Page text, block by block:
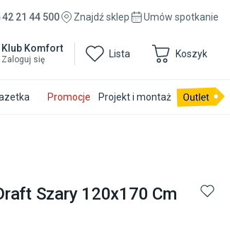
42 21 44 500 Znajdź sklep Umów spotkanie
Klub Komfort
Zaloguj się Lista Koszyk
Promocje Projekt i montaż
Szary 120x170 Cm